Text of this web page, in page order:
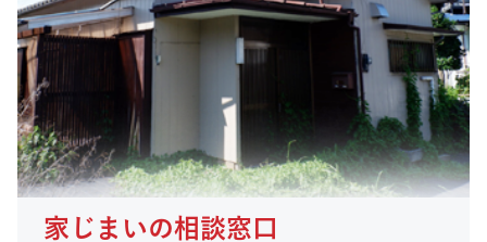
家じまいの相談窓口